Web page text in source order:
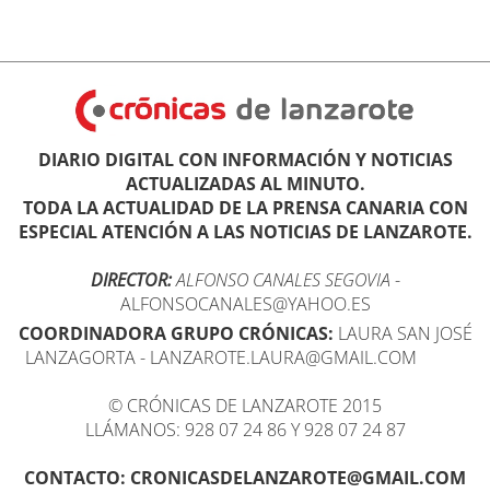
DIARIO DIGITAL CON INFORMACIÓN Y NOTICIAS
ACTUALIZADAS AL MINUTO.
TODA LA ACTUALIDAD DE LA PRENSA CANARIA CON
ESPECIAL ATENCIÓN A LAS NOTICIAS DE LANZAROTE.
DIRECTOR:ALFONSO CANALES SEGOVIA -
ALFONSOCANALES@YAHOO.ES
COORDINADORA GRUPO CRÓNICAS: LAURA SAN JOSÉ
LANZAGORTA - LANZAROTE.LAURA@GMAIL.COM
© CRÓNICAS DE LANZAROTE 2015
LLÁMANOS: 928 07 24 86 Y 928 07 24 87
CONTACTO: CRONICASDELANZAROTE@GMAIL.COM